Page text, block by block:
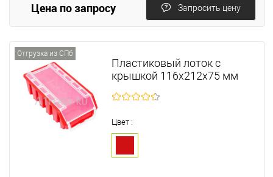
Цена по запросу Запросить цену
Отгрузка из СПб
Пластиковый лоток с
крышкой 116х212х75 мм
Цвет :